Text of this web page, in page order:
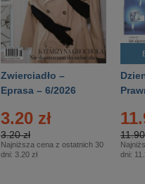
Zwierciadło –
Eprasa – 6/2026
3.20 zł
3.20 zł
Najniższa cena z ostatnich 30
dni: 3.20 zł
11.90
dni: